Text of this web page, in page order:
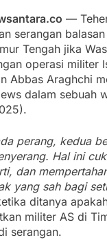
—
serangan
Tengah jika
operasi militer
Abbas Araghchi
dalam sebuah
perang, kedua
Hal ini
dan
yang sah bagi
ditanya
militer AS di
serangan.